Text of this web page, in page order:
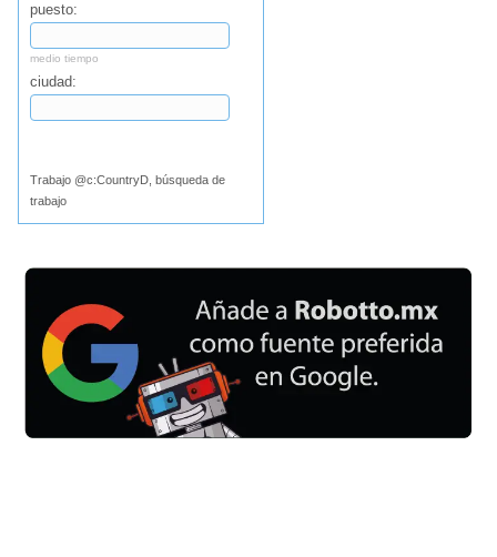
puesto:
medio tiempo
ciudad:
Trabajo @c:CountryD, búsqueda de
trabajo